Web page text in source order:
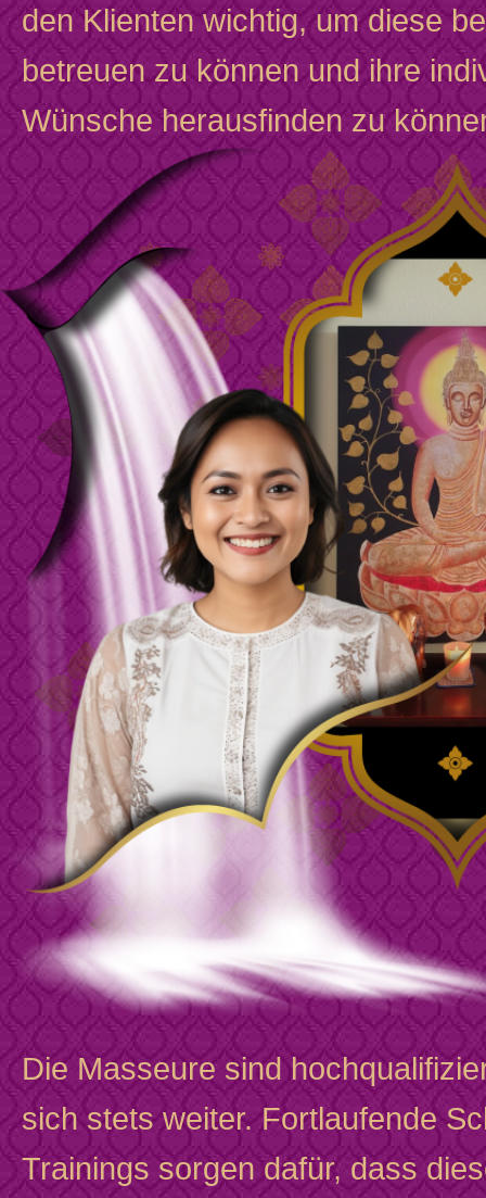
den Klienten wichtig, um diese
betreuen zu können und ihre
Wünsche herausfinden zu
Die Masseure sind
sich stets weiter. Fortlaufende
Trainings sorgen dafür, dass